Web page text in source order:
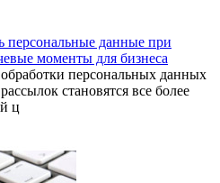
персональные данные при
моменты для бизнеса
персональных данных
становятся все более
ц